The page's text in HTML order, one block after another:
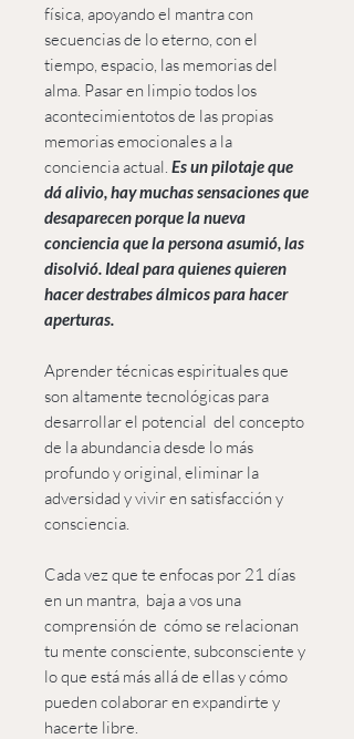
física, apoyando el mantra con
secuencias de lo eterno, con el
tiempo, espacio, las memorias del
alma. Pasar en limpio todos los
acontecimientotos de las propias
memorias emocionales a la
conciencia actual. Es un pilotaje que
dá alivio, hay muchas sensaciones que
desaparecen porque la nueva
conciencia que la persona asumió, las
disolvió. Ideal para quienes quieren
hacer destrabes álmicos para hacer
aperturas.
Aprender técnicas espirituales que
son altamente tecnológicas para
desarrollar el potencial del concepto
de la abundancia desde lo más
profundo y original, eliminar la
adversidad y vivir en satisfacción y
consciencia.
Cada vez que te enfocas por 21 días
en un mantra, baja a vos una
comprensión de cómo se relacionan
tu mente consciente, subconsciente y
lo que está más allá de ellas y cómo
pueden colaborar en expandirte y
hacerte libre.